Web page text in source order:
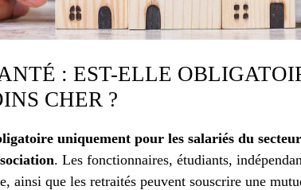
: EST-ELLE
CHER ?
uniquement pour les salariés du
. Les fonctionnaires, étudiants,
ainsi que les retraités peuvent souscrire une